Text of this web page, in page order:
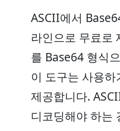
ASCII에서
라인으로 무료로
를 Base64 형식
이 도구는 사용
제공합니다.
디코딩해야 하는